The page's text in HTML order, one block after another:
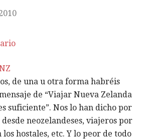
de una u otra forma habréis
de “Viajar Nueva Zelanda
suficiente”. Nos lo han dicho por
neozelandeses, viajeros por
los hostales, etc. Y lo peor de todo